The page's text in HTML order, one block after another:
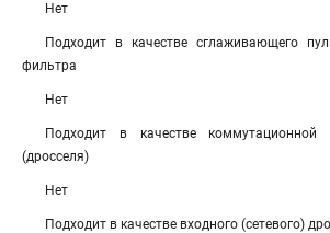
Нет
Подходит в качестве сглаживающего
фильтра
Нет
Подходит в качестве коммутационной
(дросселя)
Нет
Подходит в качестве входного (сетевого)